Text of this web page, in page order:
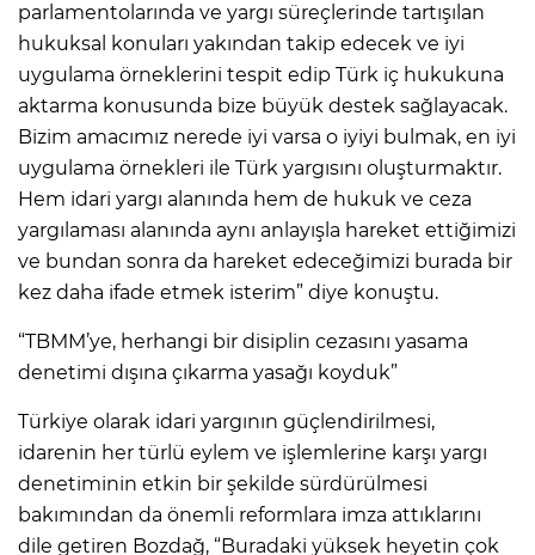
parlamentolarında ve yargı süreçlerinde tartışılan
hukuksal konuları yakından takip edecek ve iyi
uygulama örneklerini tespit edip Türk iç hukukuna
aktarma konusunda bize büyük destek sağlayacak.
Bizim amacımız nerede iyi varsa o iyiyi bulmak, en iyi
uygulama örnekleri ile Türk yargısını oluşturmaktır.
Hem idari yargı alanında hem de hukuk ve ceza
yargılaması alanında aynı anlayışla hareket ettiğimizi
ve bundan sonra da hareket edeceğimizi burada bir
kez daha ifade etmek isterim” diye konuştu.
“TBMM’ye, herhangi bir disiplin cezasını yasama
denetimi dışına çıkarma yasağı koyduk”
Türkiye olarak idari yargının güçlendirilmesi,
idarenin her türlü eylem ve işlemlerine karşı yargı
denetiminin etkin bir şekilde sürdürülmesi
bakımından da önemli reformlara imza attıklarını
dile getiren Bozdağ, “Buradaki yüksek heyetin çok